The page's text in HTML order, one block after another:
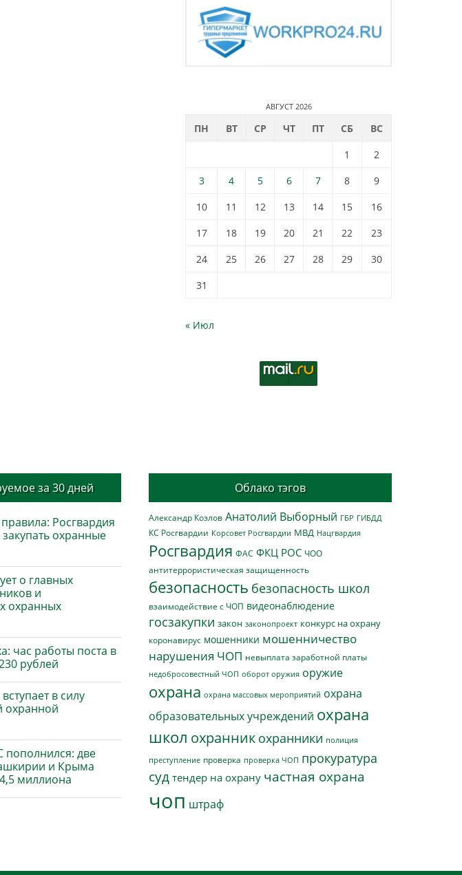
АВГУСТ 2026
ПН ВТ СР ЧТ ПТ СБ
ВС
1
2
3
4 5 6 7 8
9
10
11 12 13 14 15
16
17
18 19 20 21 22
23
24
25 26 27 28 29
30
31
« Июл
за 30 дней
Росгвардия
закупать охранные
о главных
и
охранных
час работы поста в
рублей
в силу
охранной
две
и Крыма
миллиона
Облако тэгов
Александр Козлов Анатолий Выборный ГБР ГИБДД
КС Росгвардии Корсовет Росгвардии МВД Нацгвардия
Росгвардия ФАС ФКЦ РОС ЧОО
антитеррористическая защищенность
безопасность безопасность школ
взаимодействие с ЧОП видеонаблюдение
госзакупки закон законопроект конкурс на охрану
коронавирус мошенники мошенничество
нарушения ЧОП невыплата заработной платы
недобросовестный ЧОП оборот оружия оружие
охрана охрана массовых мероприятий охрана
образовательных учреждений охрана
школ охранник охранники полиция
преступление проверка проверка ЧОП прокуратура
суд тендер на охрану частная охрана
чоп штраф